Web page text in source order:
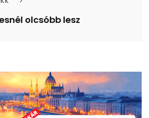
olcsóbb lesz